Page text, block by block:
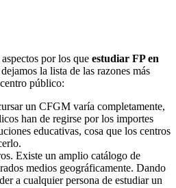
por los que estudiar FP en
la lista de las razones más
público:
un CFGM varía completamente,
han de regirse por los importes
educativas, cosa que los centros
Existe un amplio catálogo de
medios geográficamente. Dando
a cualquier persona de estudiar un